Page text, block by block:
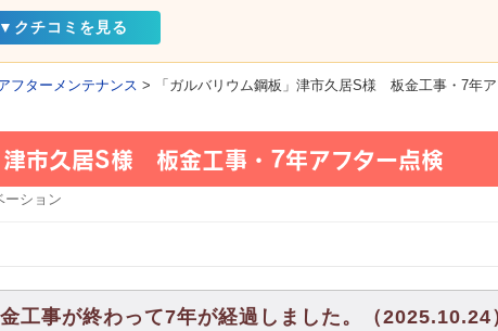
▼クチコミを見る
フターメンテナンス > 「ガルバリウム鋼板」津市久居S様 板金工事・7年
津市久居S様 板金工事・7年アフター点検
ーション
工事が終わって7年が経過しました。（2025.10.24